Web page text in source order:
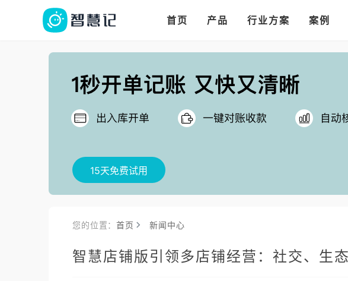
首页 产品
多语言、多币种、多汇率。
行业方案
多店多仓统管，调拨更高效 把你的店铺开进手机微
案例
15天免费试用
您的位置：首页 新闻中心
智慧店铺版引领多店铺经营：社交、生